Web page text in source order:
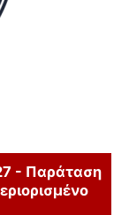
- Παράταση